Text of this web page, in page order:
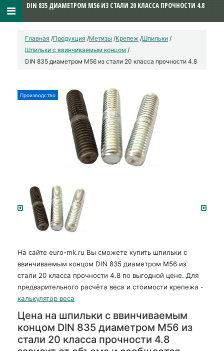
Главная /Продукция /Метизы /Крепеж /Шпильки /
Шпильки с ввинчиваемым концом /
DIN 835 диаметром М56 из стали 20 класса прочности 4.8
Производство
На сайте euro-mk.ru Вы сможете купить шпильки с
ввинчиваемым концом DIN 835 диаметром М56 из
стали 20 класса прочности 4.8 по выгодной цене. Для
предварительного расчёта веса и стоимости крепежа -
калькулятор веса
Цена на шпильки с ввинчиваемым
концом DIN 835 диаметром М56 из
стали 20 класса прочности 4.8
DIN 835 ДИАМЕТРОМ М56 ИЗ СТАЛИ 20 КЛАССА ПРОЧНОСТИ 4.8